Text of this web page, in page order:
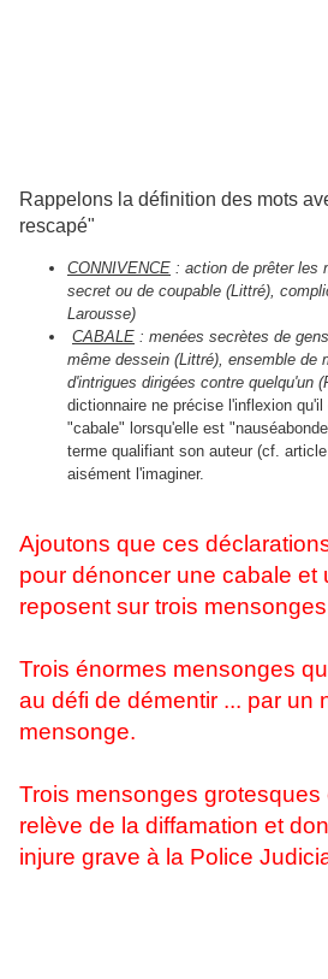
Rappelons la définition des mots
rescapé"
CONNIVENCE : action de prêter les
secret ou de coupable (Littré),
Larousse)
CABALE : menées secrètes de
même dessein (Littré), ensemble de
d'intrigues dirigées contre quelqu'un
dictionnaire ne précise l'inflexion
"cabale" lorsqu'elle est
terme qualifiant son auteur (cf.
aisément l'imaginer.
Ajoutons que ces
pour dénoncer une cabale et
reposent sur trois
Trois énormes mensonges
au défi de démentir ... par un
mensonge.
Trois mensonges grotesques
relève de la diffamation et
injure grave à la Police